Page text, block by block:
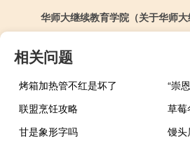
华师大继续教育学院（关于华师大
相关问题
烤箱加热管不红是坏了
“崇
联盟烹饪攻略
草莓
甘是象形字吗
馒头